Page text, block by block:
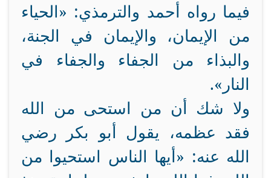
فيما رواه أحمد والترمذي: «الحياء
من الإيمان، والإيمان في الجنة،
والبذاء من الجفاء والجفاء في
النار».
ولا شك أن من استحى من الله
فقد عظمه، يقول أبو بكر رضي
الله عنه: «أيها الناس استحيوا من